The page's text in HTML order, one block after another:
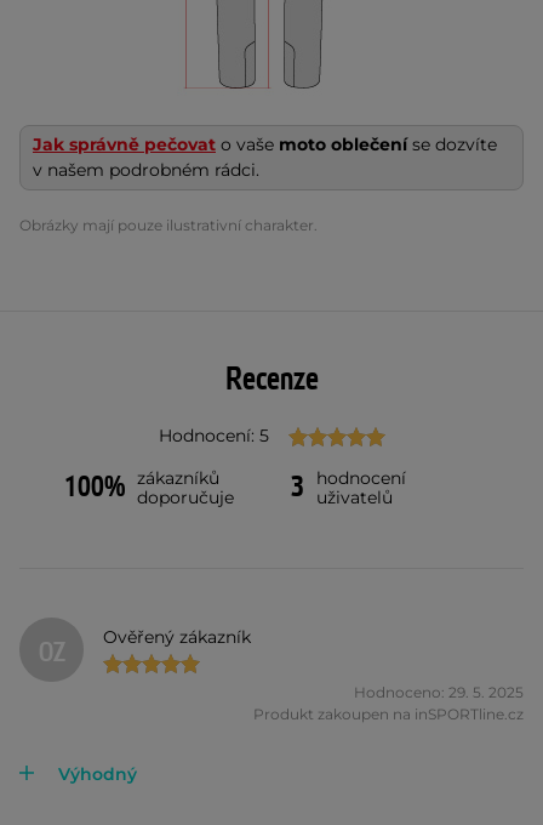
Jak správně pečovat o vaše moto oblečeníse dozvíte
v našem podrobném rádci.
Obrázky mají pouze ilustrativní charakter.
Recenze
Hodnocení: 5
100% zákazníků
doporučuje
3
hodnocení
uživatelů
OZ Ověřený zákazník
Hodnoceno: 29. 5. 2025
Produkt zakoupen na inSPORTline.cz
Výhodný